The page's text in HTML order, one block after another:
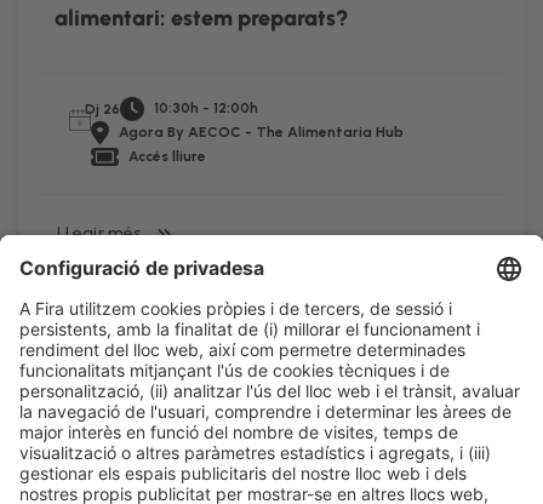
alimentari: estem preparats?
Dj 26
10:30h - 12:00h
Agora By AECOC - The Alimentaria Hub
Accés lliure
LLegir més